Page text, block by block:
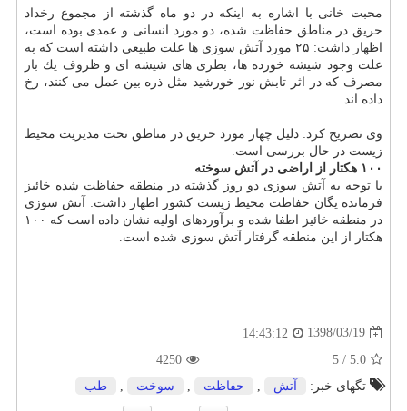
محبت خانی با اشاره به اینكه در دو ماه گذشته از مجموع رخداد
حریق در مناطق حفاظت شده، دو مورد انسانی و عمدی بوده است،
اظهار داشت: ۲۵ مورد آتش سوزی ها علت طبیعی داشته است كه به
علت وجود شیشه خورده ها، بطری های شیشه ای و ظروف یك بار
مصرف كه در اثر تابش نور خورشید مثل ذره بین عمل می كنند، رخ
داده اند.
وی تصریح كرد: دلیل چهار مورد حریق در مناطق تحت مدیریت محیط
زیست در حال بررسی است.
۱۰۰ هكتار از اراضی در آتش سوخته
با توجه به آتش سوزی دو روز گذشته در منطقه حفاظت شده خائیز
فرمانده یگان حفاظت محیط زیست كشور اظهار داشت: آتش سوزی
در منطقه خائیز اطفا شده و برآوردهای اولیه نشان داده است كه ۱۰۰
هكتار از این منطقه گرفتار آتش سوزی شده است.
1398/03/19
14:43:12
5.0
/
5
4250
تگهای خبر:
آتش حفاظت سوخت طب